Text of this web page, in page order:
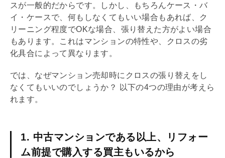
スが一般的だからです。しかし、もちろんケース・バ
イ・ケースで、何もしなくてもいい場合もあれば、ク
リーニング程度でOKな場合、張り替えた方がよい場合
もあります。これはマンションの特性や、クロスの劣
化具合によって異なります。
では、なぜマンション売却時にクロスの張り替えをし
なくてもいいのでしょうか？ 以下の4つの理由が考えら
れます。
1. 中古マンションである以上、リフォー
ム前提で購入する買主もいるから